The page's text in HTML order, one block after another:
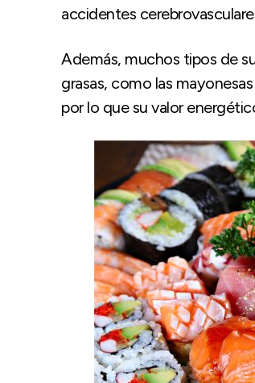
accidentes
Además, muchos tipos de
grasas, como las
por lo que su valor